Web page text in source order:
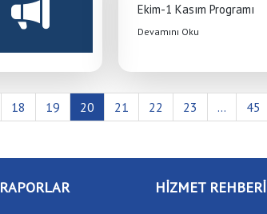
Ekim-1 Kasım Programı
Devamını Oku
18 19 20 21 22 23 ... 45
RAPORLAR HİZMET REHBERİ